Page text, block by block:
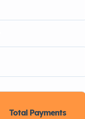
Total Payments